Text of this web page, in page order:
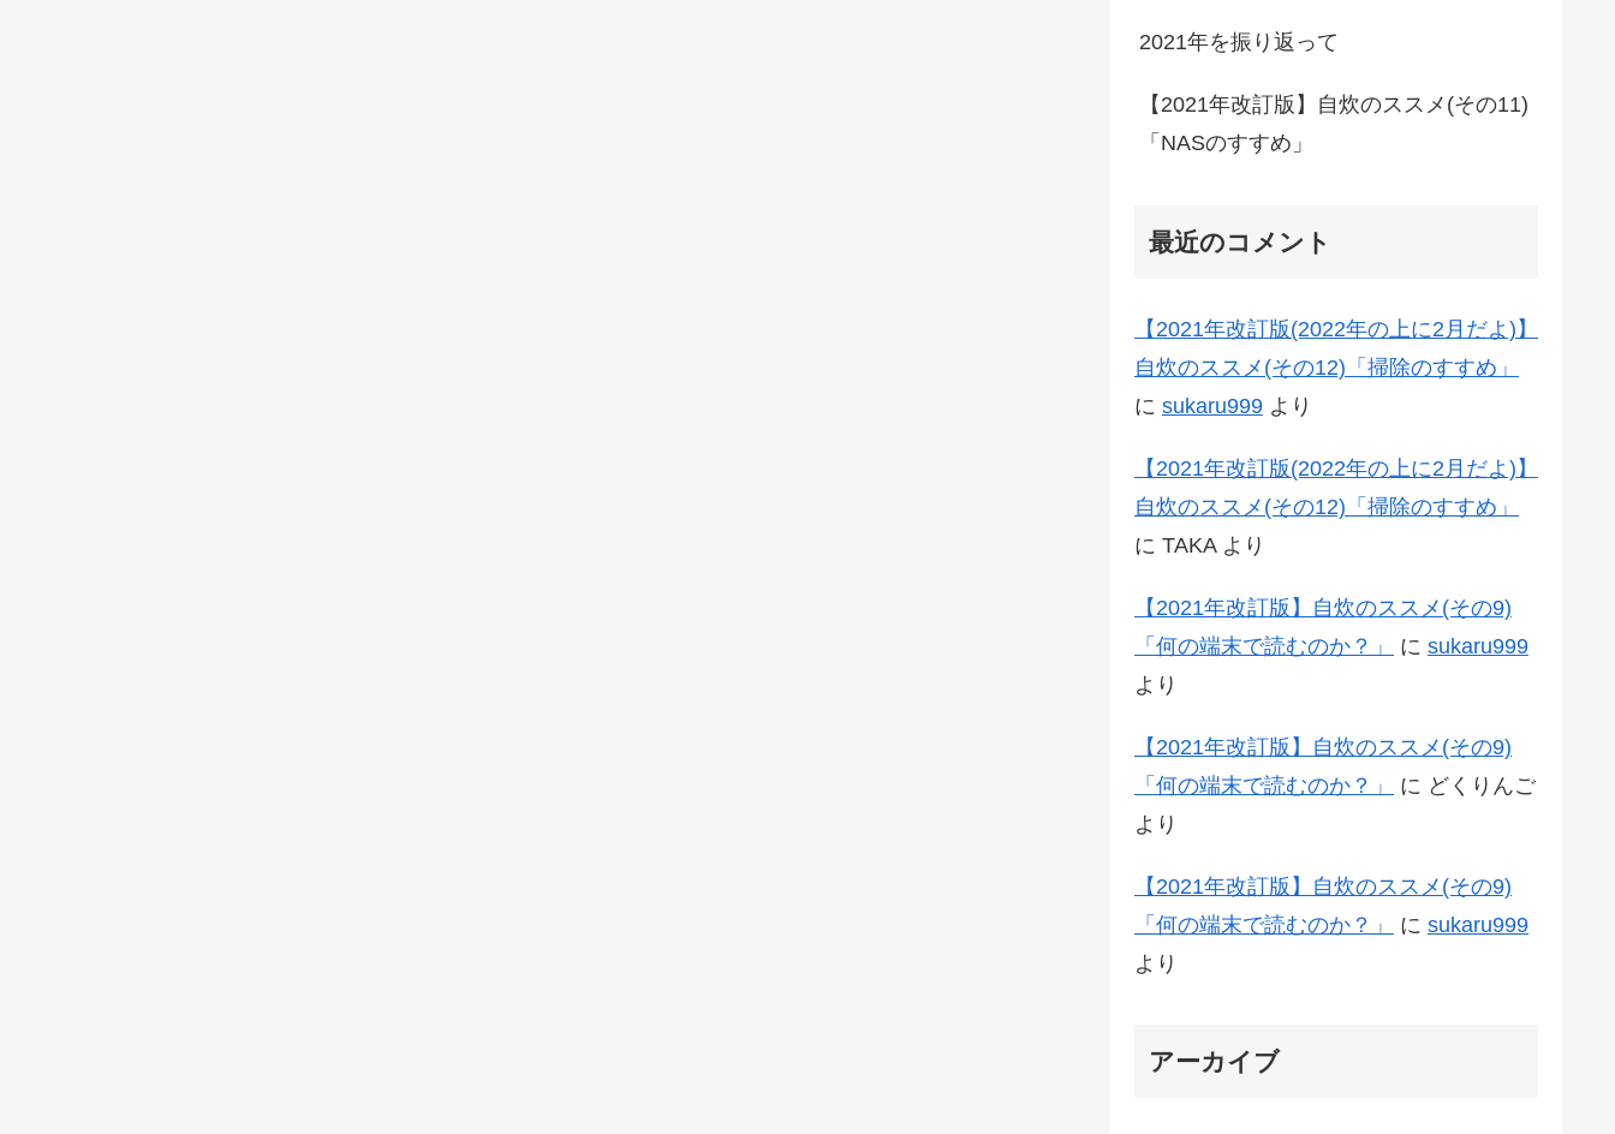
2021年を振り返って
【2021年改訂版】自炊のススメ(その11)
「NASのすすめ」
最近のコメント
【2021年改訂版(2022年の上に2月だよ)】
自炊のススメ(その12)「掃除のすすめ」
に sukaru999 より
【2021年改訂版(2022年の上に2月だよ)】
自炊のススメ(その12)「掃除のすすめ」
に TAKAより
【2021年改訂版】自炊のススメ(その9)
「何の端末で読むのか？」
に sukaru999
より
【2021年改訂版】自炊のススメ(その9)
「何の端末で読むのか？」
に どくりんご
より
【2021年改訂版】自炊のススメ(その9)
「何の端末で読むのか？」
に sukaru999
より
アーカイブ